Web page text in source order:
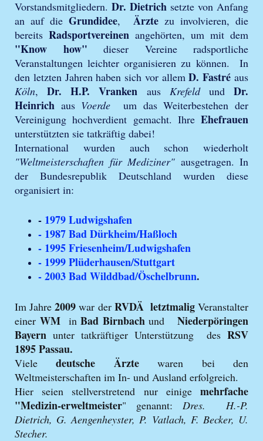
Vorstandsmitgliedern. Dr. Dietrich setzte von Anfang
an auf dieGrundidee, Ärztezu involvieren, die
bereits Radsportvereinen angehörten, um mit dem
"Know how" dieser Vereine radsportliche
Veranstaltungen leichter organisieren zu können. In
den letzten Jahren haben sich vor allemD. Fastré aus
Köln,Dr. H.P. Vranken aus KrefeldundDr.
Heinrich aus Voerde
um das Weiterbestehen der
Vereinigung hochverdient gemacht. Ihre Ehefrauen
unterstützten sie tatkräftig dabei!
International wurden auch schon wiederholt
"Weltmeisterschaften für Mediziner" ausgetragen. In
der Bundesrepublik Deutschland wurden diese
organisiert in:
- 1979 Ludwigshafen
- 1987 Bad Dürkheim/Haßloch
- 1995 Friesenheim/Ludwigshafen
- 1999 Plüderhausen/Stuttgart
- 2003 Bad Wilddbad/Öschelbrunn.
Im Jahre2009 war der RVDÄ letztmaligVeranstalter
einer WMinBad BirnbachundNiederpöringen
Bayern unter tatkräftiger Unterstützung des RSV
1895 Passau.
Vieledeutsche Ärztewaren bei den
Weltmeisterschaften im In- und Ausland erfolgreich.
Hier seien stellverstretend nur einige mehrfache
"Medizin-erweltmeister" genannt: Dres. H.-P.
Dietrich, G. Aengenheyster, P. Vatlach, F. Becker, U.
Stecher.